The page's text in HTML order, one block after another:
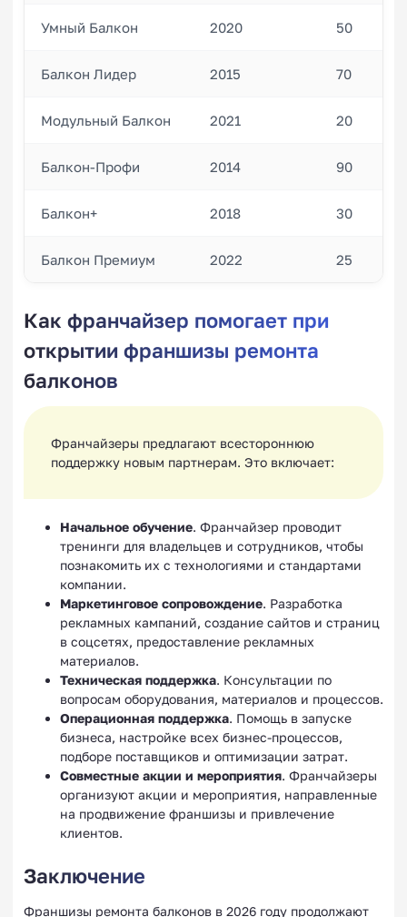
Умный Балкон 2020 50
Балкон Лидер 2015 70
Модульный Балкон 2021 20
Балкон-Профи 2014 90
Балкон+ 2018 30
Балкон Премиум 2022 25
Как франчайзер помогает при
открытии франшизы ремонта
балконов
Франчайзеры предлагают всестороннюю
поддержку новым партнерам. Это включает:
Начальное обучение. Франчайзер проводит
тренинги для владельцев и сотрудников, чтобы
познакомить их с технологиями и стандартами
компании.
Маркетинговое сопровождение. Разработка
рекламных кампаний, создание сайтов и страниц
в соцсетях, предоставление рекламных
материалов.
Техническая поддержка. Консультации по
вопросам оборудования, материалов и процессов.
Операционная поддержка. Помощь в запуске
бизнеса, настройке всех бизнес-процессов,
подборе поставщиков и оптимизации затрат.
Совместные акции и мероприятия. Франчайзеры
организуют акции и мероприятия, направленные
на продвижение франшизы и привлечение
клиентов.
Заключение
Франшизы ремонта балконов в 2026 году продолжают